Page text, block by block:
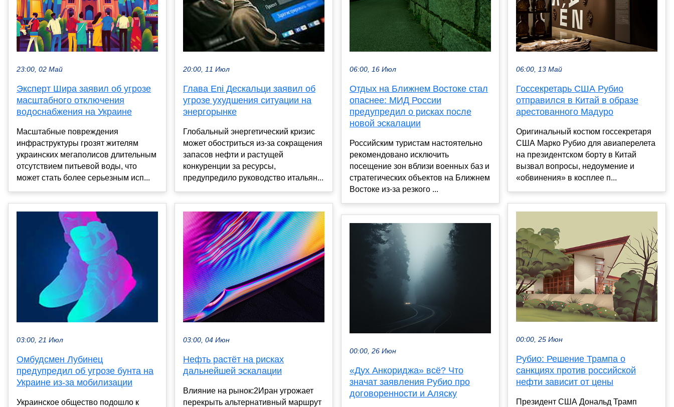
23:00, 02 Май
Эксперт Шира заявил об угрозе
масштабного отключения
водоснабжения на Украине
Масштабные повреждения
инфраструктуры грозят жителям
украинских мегаполисов длительным
отсутствием питьевой воды, что
может стать более серьезным исп...
03:00, 21 Июл
Омбудсмен Лубинец
предупредил об угрозе бунта на
Украине из-за мобилизации
Украинское общество подошло к
20:00, 11 Июл
Глава Eni Дескальци заявил об
угрозе ухудшения ситуации на
энергорынке
Глобальный энергетический кризис
может обостриться из-за сокращения
запасов нефти и растущей
конкуренции за ресурсы,
предупредило руководство итальян...
03:00, 04 Июн
Нефть растёт на рисках
дальнейшей эскалации
Влияние на рынок:2Иран угрожает
перекрыть альтернативный маршрут
06:00, 16 Июл
Отдых на Ближнем Востоке стал
опаснее: МИД России
предупредил о рисках после
новой эскалации
Российским туристам настоятельно
рекомендовано исключить
посещение зон вблизи военных баз и
стратегических объектов на Ближнем
Востоке из-за резкого ...
00:00, 26 Июн
«Дух Анкориджа» всё? Что
значат заявления Рубио про
договоренности и Аляску
06:00, 13 Май
Госсекретарь США Рубио
отправился в Китай в образе
арестованного Мадуро
Оригинальный костюм госсекретаря
США Марко Рубио для авиаперелета
на президентском борту в Китай
вызвал вопросы, недоумение и
«обвинения» в косплее п...
00:00, 25 Июн
Рубио: Решение Трампа о
санкциях против российской
нефти зависит от цены
Президент США Дональд Трамп